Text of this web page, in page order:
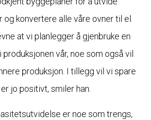
og konvertere alle våre ovner til el.
at vi planlegger å gjenbruke en
vår, noe som også vil
produksjon. I tillegg vil vi spare
jo positivt, smiler han.
er noe som trengs,